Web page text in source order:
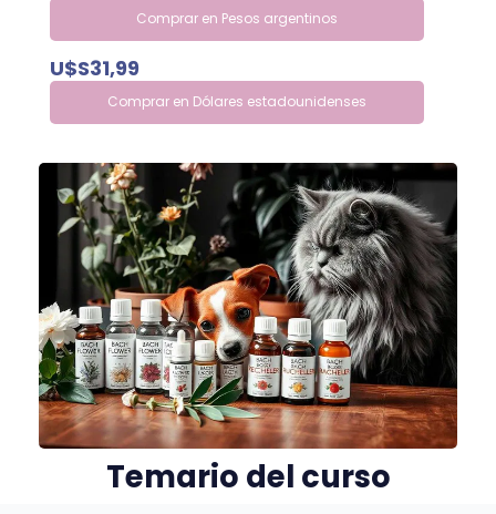
Comprar en Pesos argentinos
U$S31,99
Comprar en Dólares estadounidenses
MASTERCLASS: " FLORES DE BACH: BIENESTAR ANIMAL "
Temario del curso